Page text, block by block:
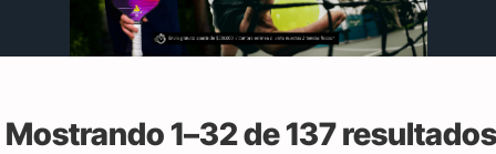
Mostrando 1–32 de 137 resultados